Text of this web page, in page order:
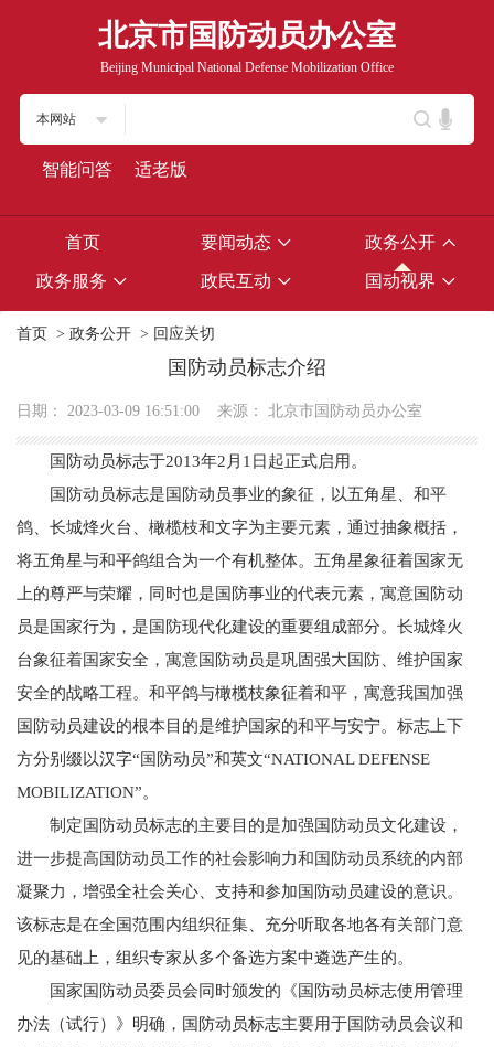
北京市国防动员办公室
Beijing Municipal National Defense Mobilization Office
本网站
智能问答 适老版
首页 要闻动态 政务公开
政务服务 政民互动 国动视界
首页 > 政务公开 > 回应关切
国防动员标志介绍
日期： 2023-03-09 16:51:00 来源： 北京市国防动员办公室
国防动员标志于2013年2月1日起正式启用。
国防动员标志是国防动员事业的象征，以五角星、和平
鸽、长城烽火台、橄榄枝和文字为主要元素，通过抽象概括，
将五角星与和平鸽组合为一个有机整体。五角星象征着国家无
上的尊严与荣耀，同时也是国防事业的代表元素，寓意国防动
员是国家行为，是国防现代化建设的重要组成部分。长城烽火
台象征着国家安全，寓意国防动员是巩固强大国防、维护国家
安全的战略工程。和平鸽与橄榄枝象征着和平，寓意我国加强
国防动员建设的根本目的是维护国家的和平与安宁。标志上下
方分别缀以汉字“国防动员”和英文“NATIONAL DEFENSE
MOBILIZATION”。
制定国防动员标志的主要目的是加强国防动员文化建设，
进一步提高国防动员工作的社会影响力和国防动员系统的内部
凝聚力，增强全社会关心、支持和参加国防动员建设的意识。
该标志是在全国范围内组织征集、充分听取各地各有关部门意
见的基础上，组织专家从多个备选方案中遴选产生的。
国家国防动员委员会同时颁发的《国防动员标志使用管理
办法（试行）》明确，国防动员标志主要用于国防动员会议和